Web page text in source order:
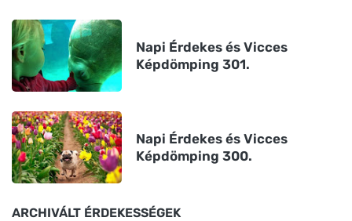
Napi Érdekes és Vicces
Képdömping 301.
Napi Érdekes és Vicces
Képdömping 300.
ARCHIVÁLT ÉRDEKESSÉGEK